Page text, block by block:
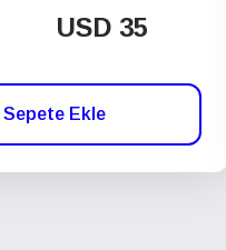
USD 35
Sepete Ekle